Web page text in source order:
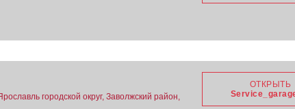
городской округ, Заволжский район,
ОТКРЫТЬ